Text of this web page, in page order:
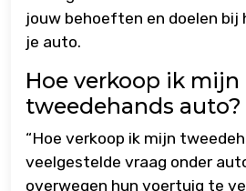
jouw behoeften en doelen bij
je auto.
Hoe verkoop ik mijn
tweedehands auto?
“Hoe verkoop ik mijn
veelgestelde vraag onder
overwegen hun voertuig te